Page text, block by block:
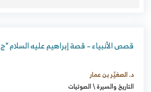
قصص الأنبياء – قصة إبراهيم عليه السلام “ج1”
د. الصغيَّر بن عمار
التاريخ والسيرة\الصوتيات